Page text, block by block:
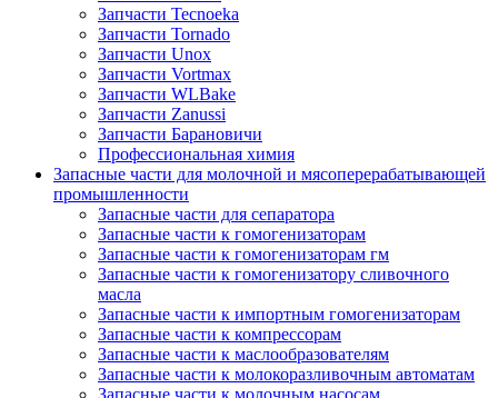
Запчасти Tecnoeka
Запчасти Tornado
Запчасти Unox
Запчасти Vortmax
Запчасти WLBake
Запчасти Zanussi
Запчасти Барановичи
Профессиональная химия
Запасные части для молочной и мясоперерабатывающей
промышленности
Запасные части для сепаратора
Запасные части к гомогенизаторам
Запасные части к гомогенизаторам гм
Запасные части к гомогенизатору сливочного
масла
Запасные части к импортным гомогенизаторам
Запасные части к компрессорам
Запасные части к маслообразователям
Запасные части к молокоразливочным автоматам
Запасные части к молочным насосам